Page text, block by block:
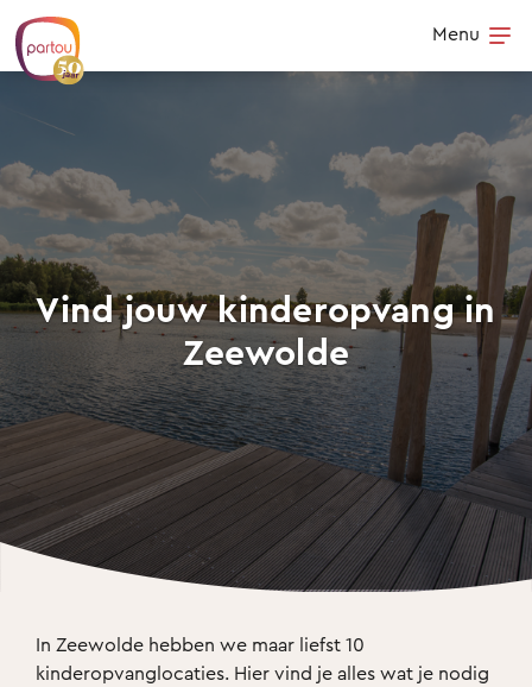
Skip to content
Menu
Vind jouw kinderopvang in
Zeewolde
In Zeewolde hebben we maar liefst 10
kinderopvanglocaties. Hier vind je alles wat je nodig